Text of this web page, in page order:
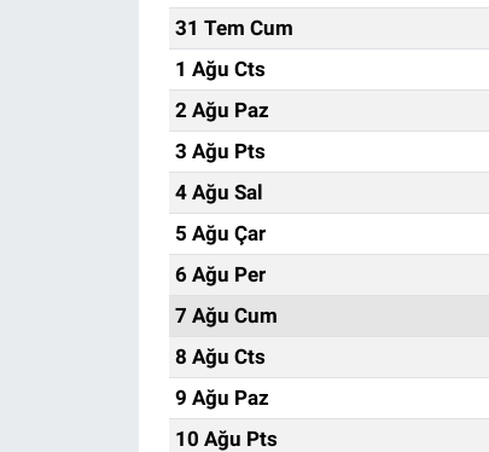
31 Tem Cum
1 Ağu Cts
2 Ağu Paz
3 Ağu Pts
4 Ağu Sal
5 Ağu Çar
6 Ağu Per
7 Ağu Cum
8 Ağu Cts
9 Ağu Paz
10 Ağu Pts